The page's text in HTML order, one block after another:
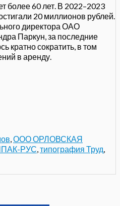
более 60 лет. В 2022–2023
20 миллионов рублей.
директора ОАО
Паркун, за последние
кратно сократить, в том
в аренду.
ООО ОРЛОВСКАЯ
РУС типография Труд